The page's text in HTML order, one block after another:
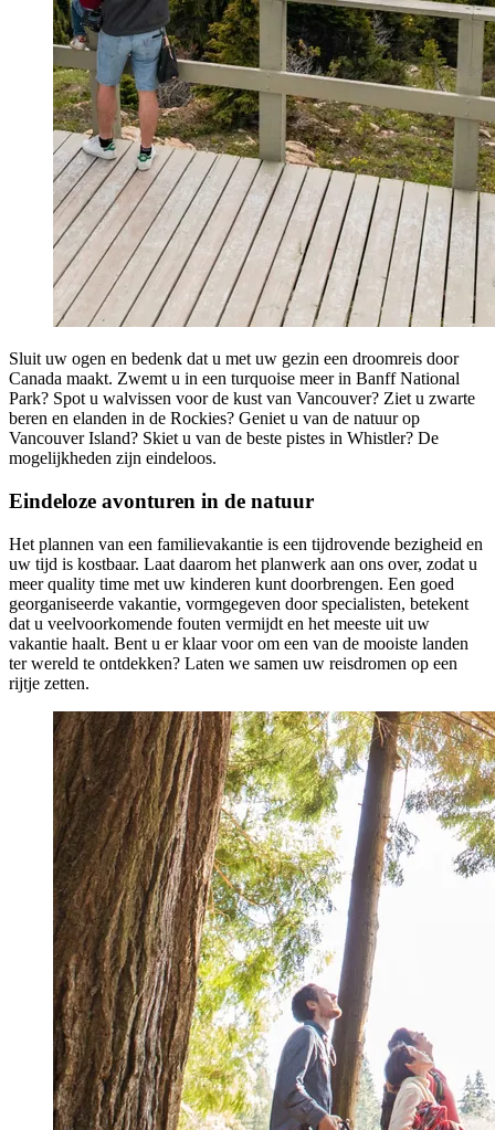
Sluit uw ogen en bedenk dat u met uw gezin een droomreis door
Canada maakt. Zwemt u in een turquoise meer in Banff National
Park? Spot u walvissen voor de kust van Vancouver? Ziet u zwarte
beren en elanden in de Rockies? Geniet u van de natuur op
Vancouver Island? Skiet u van de beste pistes in Whistler? De
mogelijkheden zijn eindeloos.
Eindeloze avonturen in de natuur
Het plannen van een familievakantie is een tijdrovende bezigheid en
uw tijd is kostbaar. Laat daarom het planwerk aan ons over, zodat u
meer quality time met uw kinderen kunt doorbrengen. Een goed
georganiseerde vakantie, vormgegeven door specialisten, betekent
dat u veelvoorkomende fouten vermijdt en het meeste uit uw
vakantie haalt. Bent u er klaar voor om een ​​van de mooiste landen
ter wereld te ontdekken? Laten we samen uw reisdromen op een
rijtje zetten.